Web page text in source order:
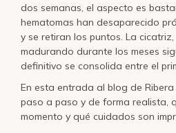
dos semanas, el aspecto es
hematomas han desaparecido
y se retiran los puntos. La
madurando durante los meses
definitivo se consolida entre el
En esta entrada al blog de
paso a paso y de forma realista,
momento y qué cuidados son